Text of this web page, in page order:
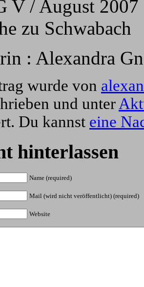
V / August
zu Schwabach
: Alexandra
wurde von
und unter
Du kannst eine
hinterlassen
Name (required)
Mail (wird nicht veröffentlicht) (required)
Website